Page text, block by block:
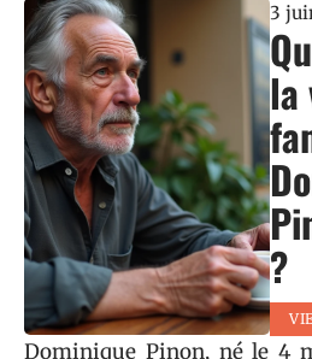
3
la
?
Dominique Pinon, né le 4